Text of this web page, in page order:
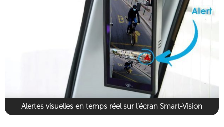
Alertes visuelles en temps réel sur l'écran Smart-Vision